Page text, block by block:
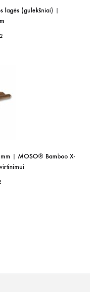
lagės (gulekšniai) |
| MOSO® Bamboo X-